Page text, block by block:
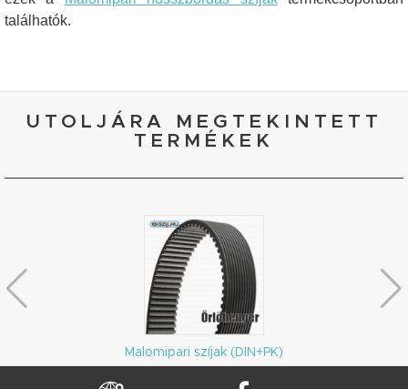
találhatók.
UTOLJÁRA MEGTEKINTETT
TERMÉKEK
Malomipari szíjak (DIN+PK)